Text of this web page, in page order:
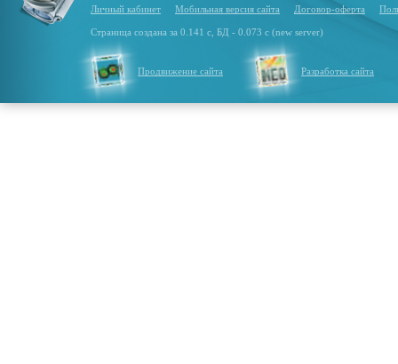
Личный кабинет Мобильная версия сайта Договор-оферта
Страница создана за 0.141 с, БД - 0.073 с (new server)
Продвижение сайта Разработка сайта